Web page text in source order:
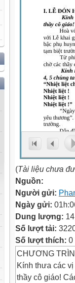
(Tài liệu chưa
Nguồn:
Người gửi:
Ngày gửi:
Dung lượng:
Số lượt tải:
Số lượt thích: 0
CHƯƠNG
Kính thưa các
thầy cô giáo!